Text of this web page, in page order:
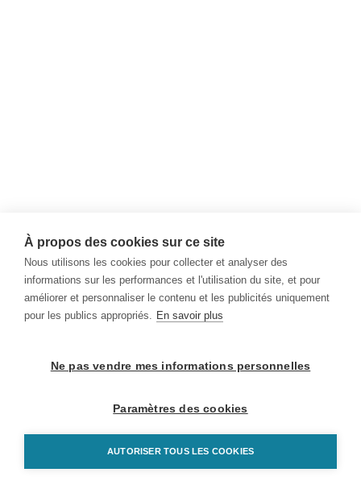
À propos des cookies sur ce site
Nous utilisons les cookies pour collecter et analyser des
informations sur les performances et l'utilisation du site, et pour
améliorer et personnaliser le contenu et les publicités uniquement
pour les publics appropriés. En savoir plus
Ne pas vendre mes informations personnelles
Paramètres des cookies
AUTORISER TOUS LES COOKIES